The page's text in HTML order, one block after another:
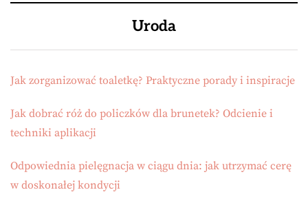
Uroda
Jak zorganizować toaletkę? Praktyczne porady i inspiracje
Jak dobrać róż do policzków dla brunetek? Odcienie i
techniki aplikacji
Odpowiednia pielęgnacja w ciągu dnia: jak utrzymać cerę
w doskonałej kondycji